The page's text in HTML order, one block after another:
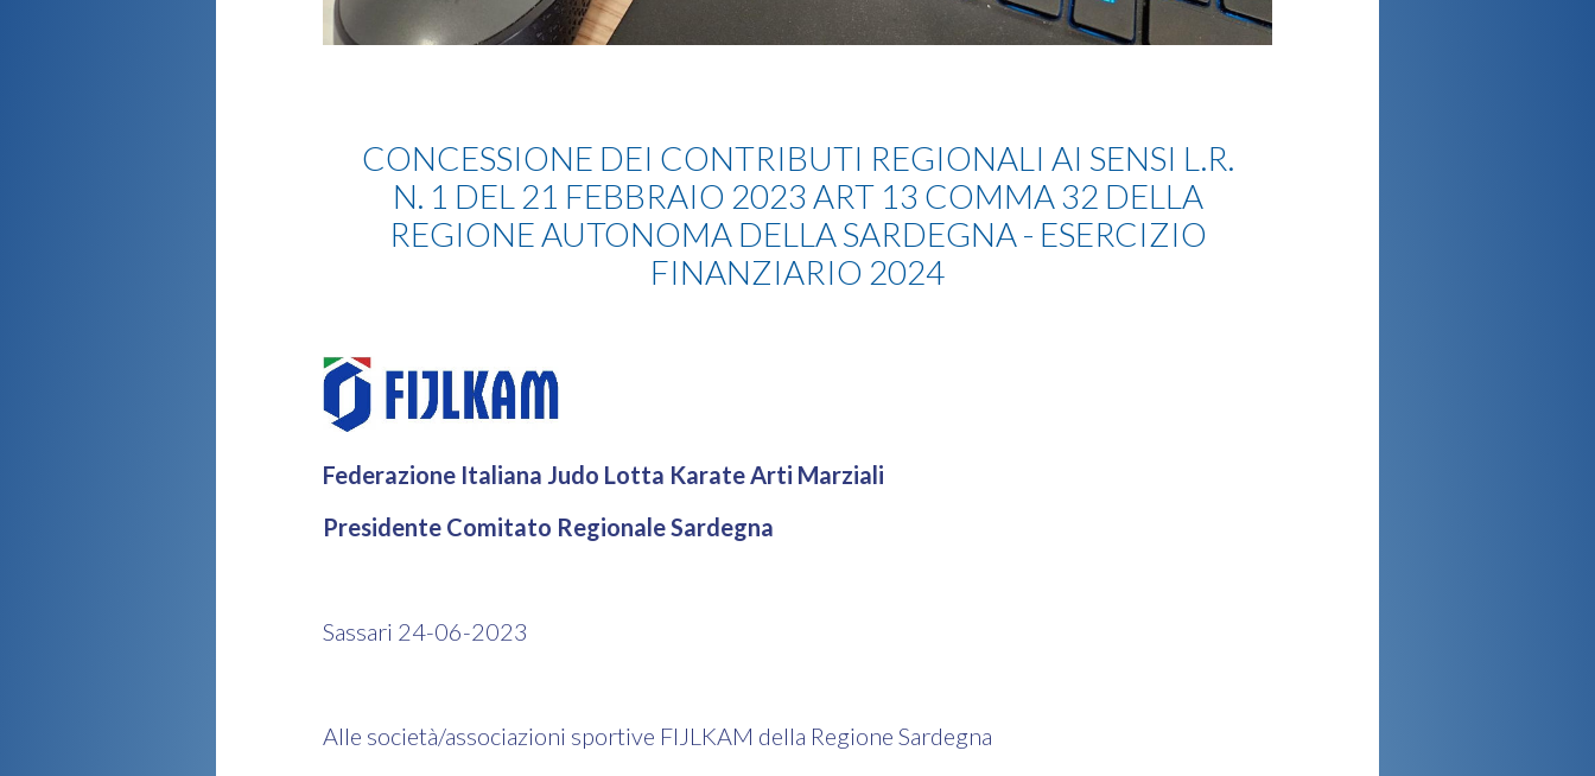
CONCESSIONE DEI CONTRIBUTI REGIONALI AI SENSI L.R.
N. 1 DEL 21 FEBBRAIO 2023 ART 13 COMMA 32 DELLA
REGIONE AUTONOMA DELLA SARDEGNA - ESERCIZIO
FINANZIARIO 2024
Federazione Italiana Judo Lotta Karate Arti Marziali
Presidente Comitato Regionale Sardegna
Sassari 24-06-2023
Alle società/associazioni sportive FIJLKAM della Regione Sardegna